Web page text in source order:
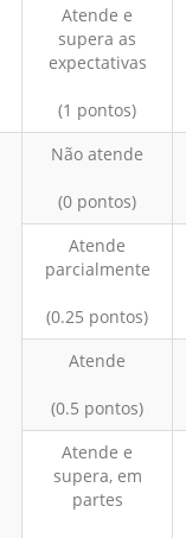
Atende e
supera as
expectativas
(1 pontos)
Não atende
(0 pontos)
Atende
parcialmente
(0.25 pontos)
Atende
(0.5 pontos)
Atende e
supera, em
partes